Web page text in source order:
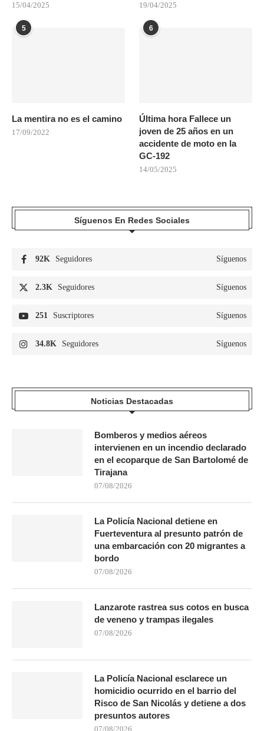
15/04/2025 19/04/2025
5
La mentira no es el camino
17/09/2022
6
Última hora Fallece un
joven de 25 años en un
accidente de moto en la
GC-192
14/05/2025
Síguenos En Redes Sociales
92K Seguidores Síguenos
2.3K Seguidores Síguenos
251 Suscriptores Síguenos
34.8K Seguidores Síguenos
Noticias Destacadas
Bomberos y medios aéreos
intervienen en un incendio declarado
en el ecoparque de San Bartolomé de
Tirajana
07/08/2026
La Policía Nacional detiene en
Fuerteventura al presunto patrón de
una embarcación con 20 migrantes a
bordo
07/08/2026
Lanzarote rastrea sus cotos en busca
de veneno y trampas ilegales
07/08/2026
La Policía Nacional esclarece un
homicidio ocurrido en el barrio del
Risco de San Nicolás y detiene a dos
presuntos autores
07/08/2026